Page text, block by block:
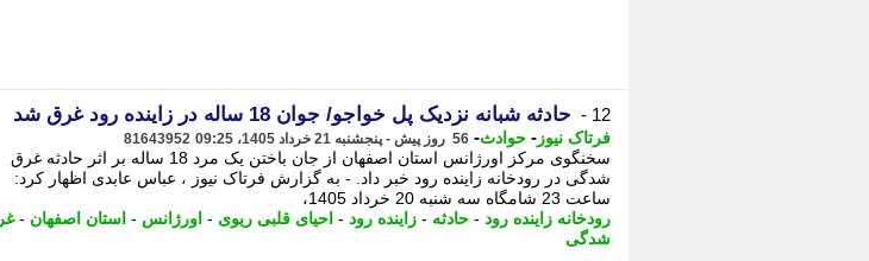
12 - حادثه شبانه نزدیک پل خواجو/ جوان 18 ساله در زاینده رود غرق شد
فرتاک نیوز - حوادث- 56 روز پیش - پنجشنبه 21 خرداد 1405، 09:25 81643952
سخنگوی مرکز اورژانس استان اصفهان از جان باختن یک مرد 18 ساله بر اثر حادثه غرق
شدگی در رودخانه زاینده رود خبر داد. - به گزارش فرتاک نیوز ، عباس عابدی اظهار کرد:
ساعت 23 شامگاه سه شنبه 20 خرداد 1405،
رودخانه زاینده رود - حادثه - زاینده رود - احیای قلبی ریوی - اورژانس - استان اصفهان -
شدگی